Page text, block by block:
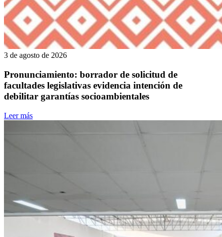
3 de agosto de 2026
Pronunciamiento: borrador de solicitud de
facultades legislativas evidencia intención de
debilitar garantías socioambientales
Leer más